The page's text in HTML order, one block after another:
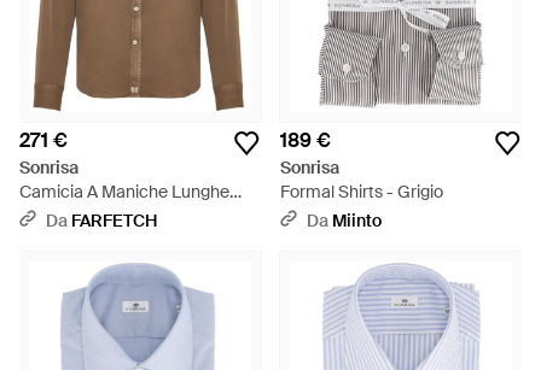
271 €
Sonrisa
Camicia A Maniche Lunghe
Con Colletto A Punta - Marrone
Da FARFETCH
189 €
Sonrisa
Formal Shirts - Grigio
Da Miinto